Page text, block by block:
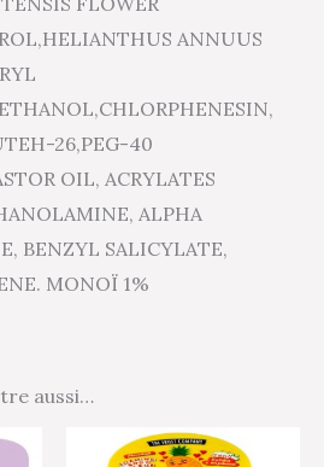
ANNUUS
26,PEG-40
OIL, ACRYLATES
ALPHA
BENZYL SALICYLATE,
MONOÏ 1%
aussi…